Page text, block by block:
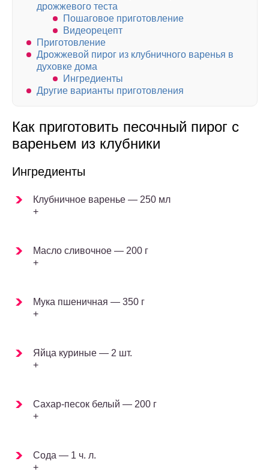
дрожжевого теста
Пошаговое приготовление
Видеорецепт
Приготовление
Дрожжевой пирог из клубничного варенья в
духовке дома
Ингредиенты
Другие варианты приготовления
Как приготовить песочный пирог с
вареньем из клубники
Ингредиенты
Клубничное варенье — 250 мл
+
Масло сливочное — 200 г
+
Мука пшеничная — 350 г
+
Яйца куриные — 2 шт.
+
Сахар-песок белый — 200 г
+
Сода — 1 ч. л.
+